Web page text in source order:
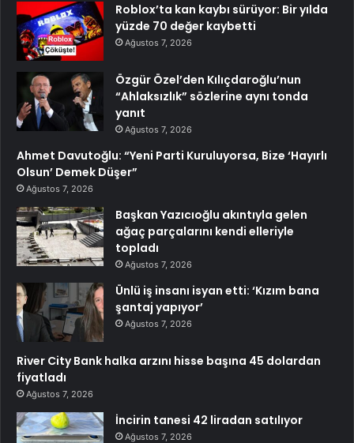
Roblox’ta kan kaybı sürüyor: Bir yılda
yüzde 70 değer kaybetti
Ağustos 7, 2026
Özgür Özel’den Kılıçdaroğlu’nun
“Ahlaksızlık” sözlerine aynı tonda
yanıt
Ağustos 7, 2026
Ahmet Davutoğlu: “Yeni Parti Kuruluyorsa, Bize ‘Hayırlı
Olsun’ Demek Düşer”
Ağustos 7, 2026
Başkan Yazıcıoğlu akıntıyla gelen
ağaç parçalarını kendi elleriyle
topladı
Ağustos 7, 2026
Ünlü iş insanı isyan etti: ‘Kızım bana
şantaj yapıyor’
Ağustos 7, 2026
River City Bank halka arzını hisse başına 45 dolardan
fiyatladı
Ağustos 7, 2026
İncirin tanesi 42 liradan satılıyor
Ağustos 7, 2026